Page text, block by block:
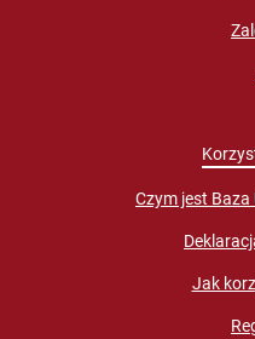
Czym jest Baza
Jak